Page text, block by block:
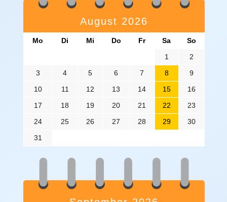
August 2026
Mo Di Mi Do Fr Sa
So
1
2
3
4 5 6 7 8
9
10
11 12 13 14 15
16
17
18 19 20 21 22
23
24
25 26 27 28 29
30
31